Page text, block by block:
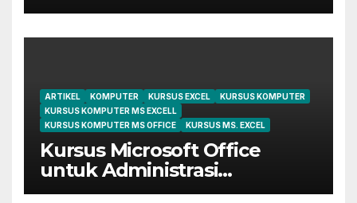
dari Dasar Sampai Mahir
ARTIKEL KOMPUTER KURSUS EXCEL
KURSUS KOMPUTER
KURSUS KOMPUTER MS EXCELL
KURSUS KOMPUTER MS OFFICE
KURSUS MS. EXCEL
Kursus Microsoft Office
untuk Administrasi
Perkantoran di Cileungsi